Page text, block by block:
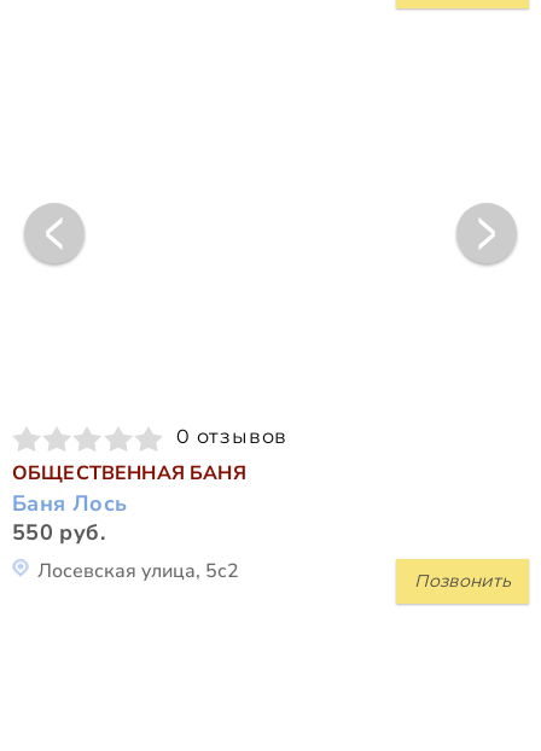
0 отзывов
ОБЩЕСТВЕННАЯ БАНЯ
Баня Лось
550 руб.
Позвонить
Лосевская улица, 5с2